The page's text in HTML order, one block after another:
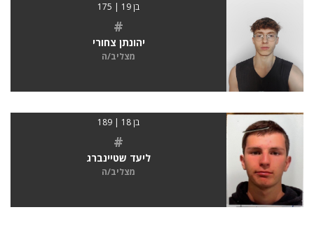
בן 19 | 175
#
יהונתן צחורי
מצליב/ה
בן 18 | 189
#
ליעד שטיינברג
מצליב/ה